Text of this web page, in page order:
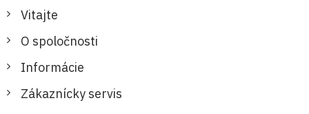
Vitajte
O spoločnosti
Informácie
Zákaznícky servis